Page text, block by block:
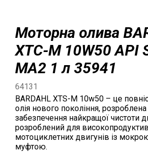
Моторна олива
XTC-M 10W50 API
MA2 1 л 35941
64131
BARDAHL XTS-M 10w50 – це
олія нового покоління,
забезпечення найкращої чистоти
розроблений для
мотоциклетних двигунів із
муфтою.